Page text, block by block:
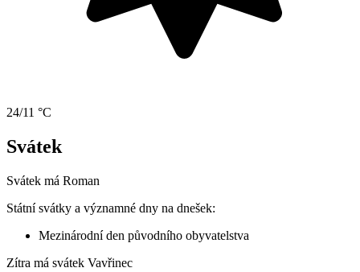
24/11 °C
Svátek
Svátek má Roman
Státní svátky a významné dny na dnešek:
Mezinárodní den původního obyvatelstva
Zítra má svátek Vavřinec